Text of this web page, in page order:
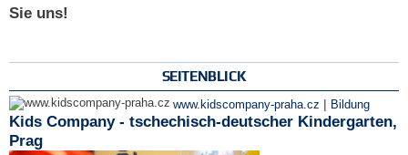
Sie uns!
SEITENBLICK
www.kidscompany-praha.cz | Bildung
Kids Company - tschechisch-deutscher Kindergarten,
Prag